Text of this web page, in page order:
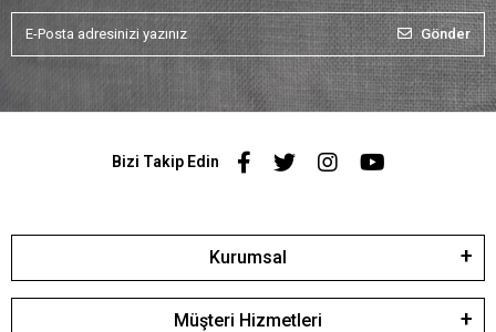
Gönder
Bizi Takip Edin
Kurumsal
Müşteri Hizmetleri